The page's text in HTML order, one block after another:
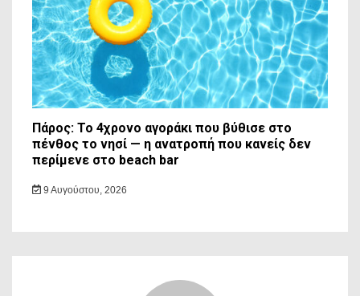
Πάρος: Το 4χρονο αγοράκι που βύθισε στο
πένθος το νησί — η ανατροπή που κανείς δεν
περίμενε στο beach bar
9 Αυγούστου, 2026